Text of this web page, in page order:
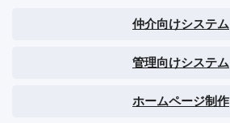
仲介向けシステム
管理向けシステム
ホームページ制作